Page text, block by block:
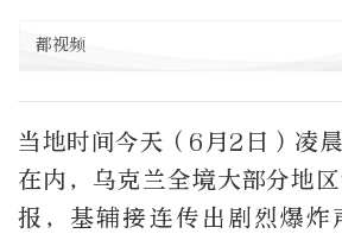
都视频
当地时间今天（6月2日）凌
在内，乌克兰全境大部分地
报，基辅接连传出剧烈爆炸